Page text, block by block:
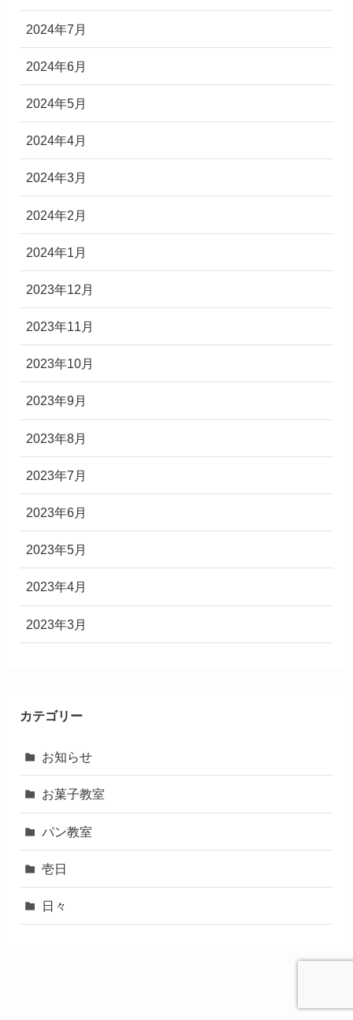
2024年7月
2024年6月
2024年5月
2024年4月
2024年3月
2024年2月
2024年1月
2023年12月
2023年11月
2023年10月
2023年9月
2023年8月
2023年7月
2023年6月
2023年5月
2023年4月
2023年3月
カテゴリー
お知らせ
お菓子教室
パン教室
壱日
日々